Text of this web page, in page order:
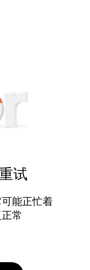
试
能正忙着
常